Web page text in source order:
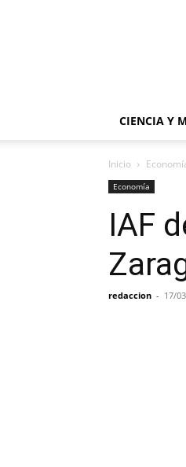
CIENCIA Y
Inicio
Economía
IAF
redaccion - 17/